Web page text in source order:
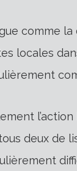
comme
locales
deux de